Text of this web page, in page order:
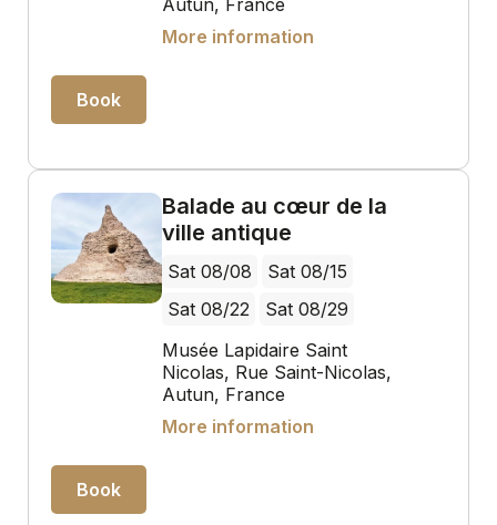
Autun, France
More information
Book
Balade au cœur de la
ville antique
Sat 08/08
Sat 08/15
Sat 08/22
Sat 08/29
Musée Lapidaire Saint
Nicolas, Rue Saint-Nicolas,
Autun, France
More information
Book